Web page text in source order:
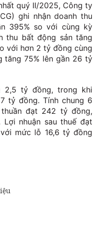
quý II/2025, Công ty
ghi nhận doanh thu
395% so với cùng kỳ
thu bất động sản tăng
với hơn 2 tỷ đồng cùng
tăng 75% lên gần 26 tỷ
2,5 tỷ đồng, trong khi
tỷ đồng. Tính chung 6
đạt 242 tỷ đồng,
nhuận sau thuế đạt
mức lỗ 16,6 tỷ đồng